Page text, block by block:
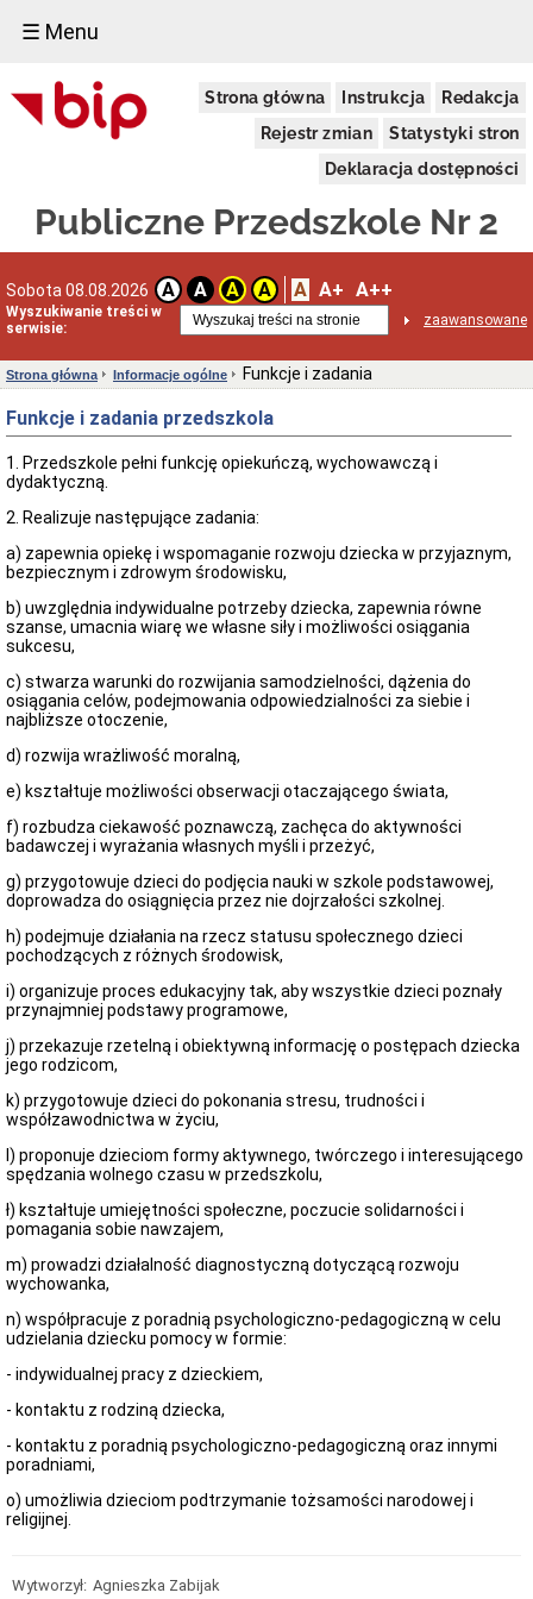
☰ Menu
Strona główna Instrukcja
Redakcja
Rejestr zmian
Statystyki stron
Deklaracja dostępności
Publiczne Przedszkole Nr 2
Sobota 08.08.2026 A A A A A A+ A++
Wyszukiwanie treści w
serwisie:
zaawansowane
Struktura
organizacyjna
Dyrektor
Pracownicy
Siedziba
Publiczne
Ogłoszenia
przetargów
Roztrzygnięcia
przetargów
Zamówień
Publicznych
Informacje
ogólne
Funkcje
zadania
Dane
adresowe
Statut
prawny
Regulamin
organizacyjny
Przedmiot
działalności
finansowe
2018
r.
Sprawozdanie
finansowe
za
2019
r.
Sprawozdanie
finansowe
za
2020
r.
finansowe
za
2021
i
kolejne
Deklaracja
Raport
o
stanie
dostępności
Zarządzenie
o
powołaniu
koordynatora
dostępności
Koordynator
Rekrutacja
na
Strona główna Informacje ogólne Funkcje i zadania
Funkcje i zadania przedszkola
1. Przedszkole pełni funkcję opiekuńczą, wychowawczą i
dydaktyczną.
2. Realizuje następujące zadania:
a) zapewnia opiekę i wspomaganie rozwoju dziecka w przyjaznym,
bezpiecznym i zdrowym środowisku,
b) uwzględnia indywidualne potrzeby dziecka, zapewnia równe
szanse, umacnia wiarę we własne siły i możliwości osiągania
sukcesu,
c) stwarza warunki do rozwijania samodzielności, dążenia do
osiągania celów, podejmowania odpowiedzialności za siebie i
najbliższe otoczenie,
d) rozwija wrażliwość moralną,
e) kształtuje możliwości obserwacji otaczającego świata,
f) rozbudza ciekawość poznawczą, zachęca do aktywności
badawczej i wyrażania własnych myśli i przeżyć,
g) przygotowuje dzieci do podjęcia nauki w szkole podstawowej,
doprowadza do osiągnięcia przez nie dojrzałości szkolnej.
h) podejmuje działania na rzecz statusu społecznego dzieci
pochodzących z różnych środowisk,
i) organizuje proces edukacyjny tak, aby wszystkie dzieci poznały
przynajmniej podstawy programowe,
j) przekazuje rzetelną i obiektywną informację o postępach dziecka
jego rodzicom,
k) przygotowuje dzieci do pokonania stresu, trudności i
współzawodnictwa w życiu,
l) proponuje dzieciom formy aktywnego, twórczego i interesującego
spędzania wolnego czasu w przedszkolu,
ł) kształtuje umiejętności społeczne, poczucie solidarności i
pomagania sobie nawzajem,
m) prowadzi działalność diagnostyczną dotyczącą rozwoju
wychowanka,
n) współpracuje z poradnią psychologiczno-pedagogiczną w celu
udzielania dziecku pomocy w formie:
- indywidualnej pracy z dzieckiem,
- kontaktu z rodziną dziecka,
- kontaktu z poradnią psychologiczno-pedagogiczną oraz innymi
poradniami,
o) umożliwia dzieciom podtrzymanie tożsamości narodowej i
religijnej.
Wytworzył: Agnieszka Zabijak